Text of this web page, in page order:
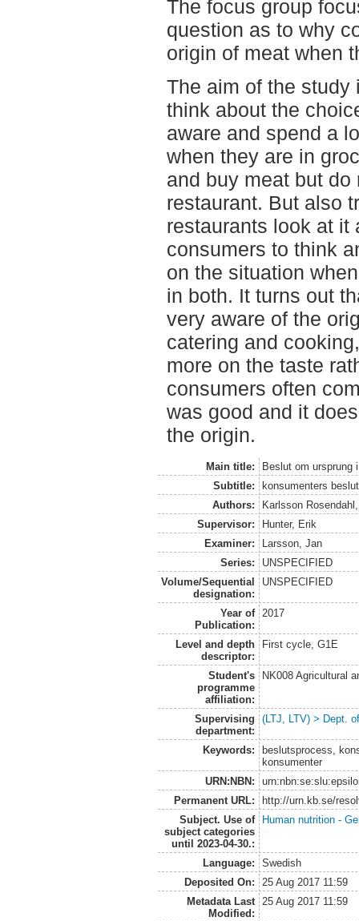
The focus group
question as to why
origin of meat when
The aim of the study
think about the
aware and spend a
when they are in
and buy meat but
restaurant. But also
restaurants look at it
consumers to think
on the situation
in both. It turns out
very aware of the
catering and
more on the taste
consumers often
was good and it
the origin.
Main title:
Beslut om ursprung
Subtitle:
konsumenters
Authors:
Karlsson
Supervisor:
Hunter, Erik
Examiner:
Larsson, Jan
Series:
UNSPECIFIED
Volume/Sequential
designation:
UNSPECIFIED
Year of
Publication:
2017
Level and depth
descriptor:
First cycle, G1E
Student's
programme
affiliation:
NK008 Agricultural
Supervising
department:
(LTJ, LTV) > Dept.
Keywords:
beslutsprocess,
konsumenter
URN:NBN:
Permanent URL:
http://urn.kb.se/
Subject. Use of
subject categories
until 2023-04-30.:
Human nutrition -
Language:
Swedish
Deposited On:
25 Aug 2017 11:59
Metadata Last
Modified:
25 Aug 2017 11:59